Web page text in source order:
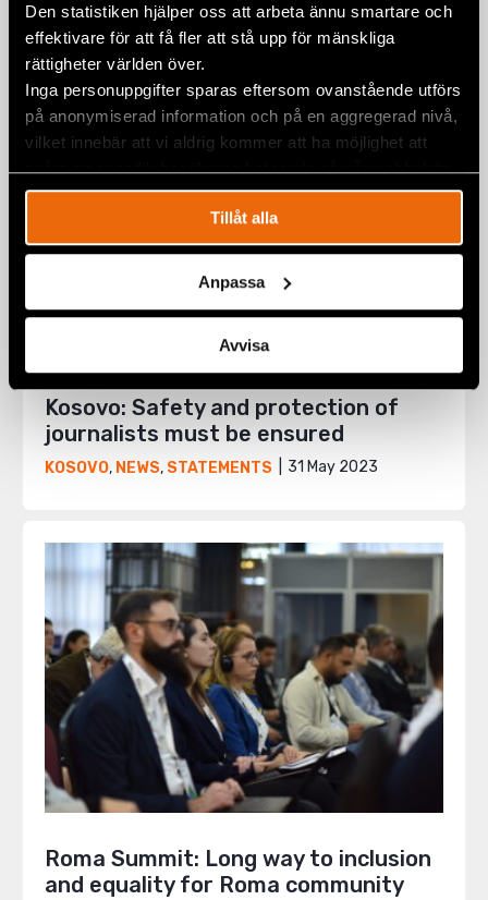
Den statistiken hjälper oss att arbeta ännu smartare och
effektivare för att få fler att stå upp för mänskliga
rättigheter världen över.
Inga personuppgifter sparas eftersom ovanstående utförs
på anonymiserad information och på en aggregerad nivå,
vilket innebär att vi aldrig kommer att ha möjlighet att
spåra en specifik besökares beteende på vår webbplats.
Tillåt alla
Anpassa
Avvisa
EUROPE,KOSOVO,STATEMENTS 22 February 2024
Kosovo: Safety and protection of
journalists must be ensured
KOSOVO, NEWS, STATEMENTS 31 May 2023
Roma Summit: Long way to inclusion
and equality for Roma community